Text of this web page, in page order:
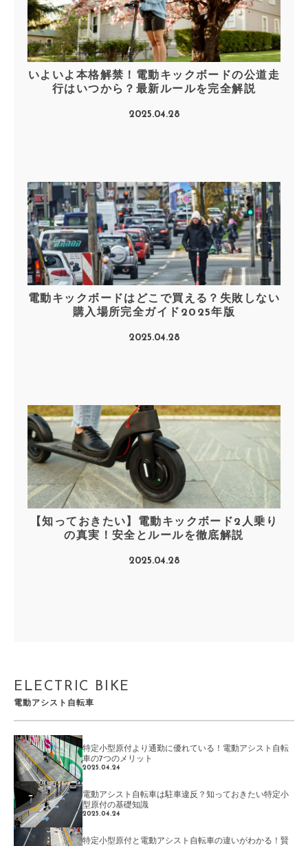
いよいよ本格解禁！電動キックボードの公道走
行はいつから？最新ルールを完全解説
2025.04.28
電動キックボードはどこで買える？失敗しない
購入場所完全ガイド2025年版
2025.04.28
【知っておきたい】電動キックボード2人乗り
の真実！安全とルールを徹底解説
2025.04.28
ELECTRIC BIKE
電動アシスト自転車
特定小型原付より通勤に優れている！電動アシスト自転
車の7つのメリット
2025.04.24
電動アシスト自転車は駐車違反？知っておきたい特定小
型原付の基礎知識
2025.04.24
特定小型原付と電動アシスト自転車の違いがわかる！賢